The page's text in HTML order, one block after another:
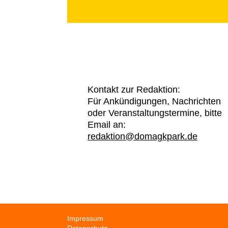
Kontakt zur Redaktion:
Für Ankündigungen, Nachrichten
oder Veranstaltungstermine, bitte
Email an:
redaktion@domagkpark.de
Navigation
Impressum